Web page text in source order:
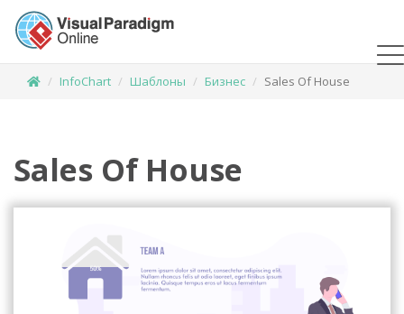
InfoChart Шаблоны Бизнес Sales Of House
Sales Of House